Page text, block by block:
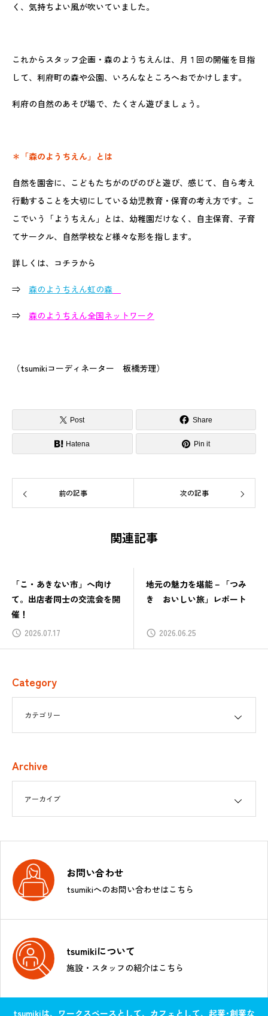
く、気持ちよい風が吹いていました。
これからスタッフ企画・森のようちえんは、月１回の開催を目指
して、利府町の森や公園、いろんなところへおでかけします。
利府の自然のあそび場で、たくさん遊びましょう。
＊「森のようちえん」とは
自然を園舎に、こどもたちがのびのびと遊び、感じて、自ら考え
行動することを大切にしている幼児教育・保育の考え方です。こ
こでいう「ようちえん」とは、幼稚園だけなく、自主保育、子育
てサークル、自然学校など様々な形を指します。
詳しくは、コチラから
⇒ 森のようちえん虹の森
⇒ 森のようちえん全国ネットワーク
（tsumikiコーディネーター 板橋芳理）
Post Share
Hatena Pin it
前の記事 次の記事
関連記事
「こ・あきない市」へ向け
て。出店者同士の交流会を開
催！
2026.07.17
地元の魅力を堪能－「つみ
き おいしい旅」レポート
2026.06.25
Category
Archive
お問い合わせ
tsumikiへのお問い合わせはこちら
tsumikiについて
施設・スタッフの紹介はこちら
tsumikiは、ワークスペースとして、カフェとして、起業･創業な